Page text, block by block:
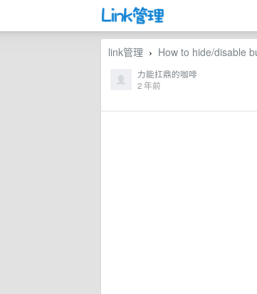
link管理 › How to hide/disable
力能扛鼎的咖啡
2 年前